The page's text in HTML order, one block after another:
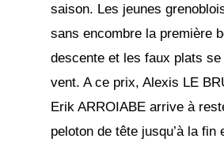
saison. Les jeunes
sans encombre la première
descente et les faux plats
vent. A ce prix, Alexis LE
Erik ARROIABE arrive à
peloton de tête jusqu’à la fin